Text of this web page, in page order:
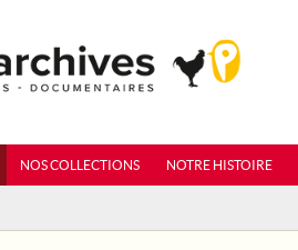
NOS COLLECTIONS NOTRE HISTOIRE